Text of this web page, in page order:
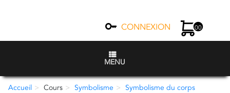
CONNEXION 00
MENU
Accueil Cours Symbolisme
Symbolisme du corps